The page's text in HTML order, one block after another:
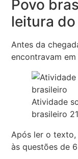
Povo
leitura
Antes da
encontravam
Atividade
brasileiro 21
Após ler o
às questões de